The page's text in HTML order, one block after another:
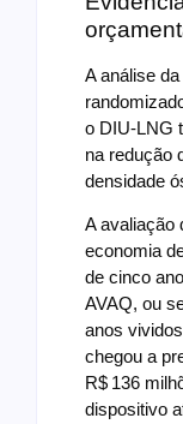
A análise
o DIU‑LNG
na redução
densidade
A avaliação
economia
de cinco
AVAQ, ou
anos
chegou a
R$ 136
dispositivo